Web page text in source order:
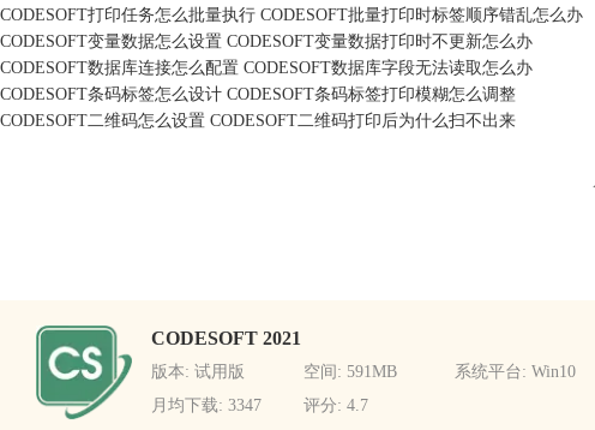
CODESOFT打印任务怎么批量执行 CODESOFT批量打印时标签顺序错乱怎么办
CODESOFT变量数据怎么设置 CODESOFT变量数据打印时不更新怎么办
CODESOFT数据库连接怎么配置 CODESOFT数据库字段无法读取怎么办
CODESOFT条码标签怎么设计 CODESOFT条码标签打印模糊怎么调整
CODESOFT二维码怎么设置 CODESOFT二维码打印后为什么扫不出来
CODESOFT 2021
版本: 试用版 空间: 591MB
系统平台: Win10
月均下载: 3347
评分: 4.7